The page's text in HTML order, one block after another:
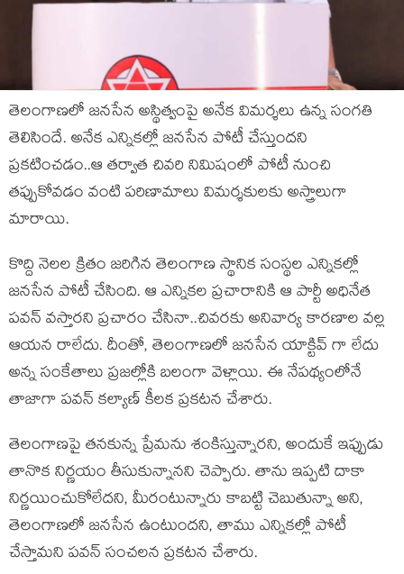
తెలంగాణలో జనసేన అస్థిత్వంపై అనేక విమర్శలు ఉన్న సంగతి
తెలిసిందే. అనేక ఎన్నికల్లో జనసేన పోటీ చేస్తుందని
ప్రకటించడం..ఆ తర్వాత చివరి నిమిషంలో పోటీ నుంచి
తప్పుకోవడం వంటి పరిణామాలు విమర్శకులకు అస్త్రాలుగా
మారాయి.
కొద్ది నెలల క్రితం జరిగిన తెలంగాణ స్థానిక సంస్థల ఎన్నికల్లో
జనసేన పోటీ చేసింది. ఆ ఎన్నికల ప్రచారానికి ఆ పార్టీ అధినేత
పవన్ వస్తారని ప్రచారం చేసినా..చివరకు అనివార్య కారణాల వల్ల
ఆయన రాలేదు. దీంతో, తెలంగాణలో జనసేన యాక్టివ్ గా లేదు
అన్న సంకేతాలు ప్రజల్లోకి బలంగా వెళ్లాయి. ఈ నేపథ్యంలోనే
తాజాగా పవన్ కల్యాణ్ కీలక ప్రకటన చేశారు.
తెలంగాణపై తనకున్న ప్రేమను శంకిస్తున్నారని, అందుకే ఇప్పుడు
తానొక నిర్ణయం తీసుకున్నానని చెప్పారు. తాను ఇప్పటి దాకా
నిర్ణయించుకోలేదని, మీరంటున్నారు కాబట్టి చెబుతున్నా అని,
తెలంగాణలో జనసేన ఉంటుందని, తాము ఎన్నికల్లో పోటీ
చేస్తామని పవన్ సంచలన ప్రకటన చేశారు.